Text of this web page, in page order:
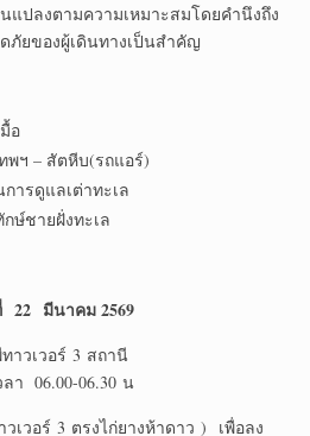
แปลงตามความเหมาะสมโดยคำนึงถึง
ยของผู้เดินทางเป็นสำคัญ
อ
พฯ – สัตหีบ(รถแอร์)
ารดูแลเต่าทะเล
ษ์ชายฝั่งทะเล
22 มีนาคม 2569
าวเวอร์ 3 สถานี
า 06.00-06.30 น
เวอร์ 3 ตรงไก่ยางห้าดาว ) เพื่อลง